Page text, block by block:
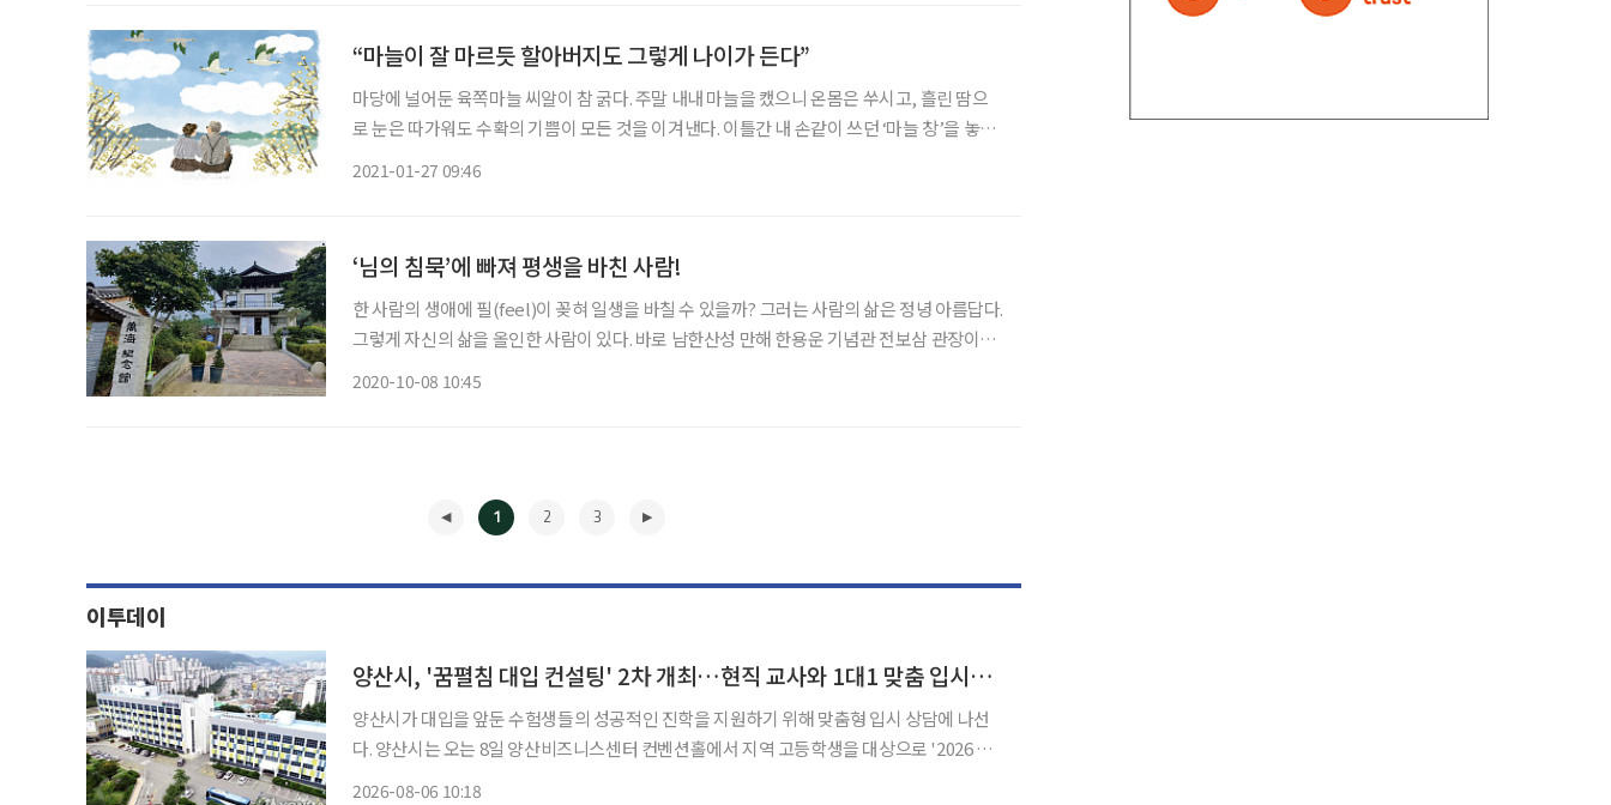
“마늘이 잘 마르듯 할아버지도 그렇게 나이가 든다”
마당에 널어둔 육쪽마늘 씨알이 참 굵다. 주말 내내 마늘을 캤으니 온몸은 쑤시고, 흘린 땀으
로 눈은 따가워도 수확의 기쁨이 모든 것을 이겨낸다. 이틀간 내 손같이 쓰던 ‘마늘 창’을 놓으
2021-01-27 09:46
‘님의 침묵’에 빠져 평생을 바친 사람!
한 사람의 생애에 필(feel)이 꽂혀 일생을 바칠 수 있을까? 그러는 사람의 삶은 정녕 아름답다.
그렇게 자신의 삶을 올인한 사람이 있다. 바로 남한산성 만해 한용운 기념관 전보삼 관장이다.
2020-10-08 10:45
1 2 3
이투데이
양산시, '꿈펼침 대입 컨설팅' 2차 개최…현직 교사와 1대1 맞춤 입시전략
양산시가 대입을 앞둔 수험생들의 성공적인 진학을 지원하기 위해 맞춤형 입시 상담에 나선
다. 양산시는 오는 8일 양산비즈니스센터 컨벤션홀에서 지역 고등학생을 대상으로 '2026 꿈
2026-08-06 10:18